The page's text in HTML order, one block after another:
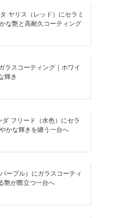
ヤリス（レッド）にセラミ
な艶と高耐久コーティング
ラスコーティング｜ホワイ
輝き
ダ フリード（水色）にセラ
かな輝きを纏う一台へ
ープル）にガラスコーティ
艶が際立つ一台へ